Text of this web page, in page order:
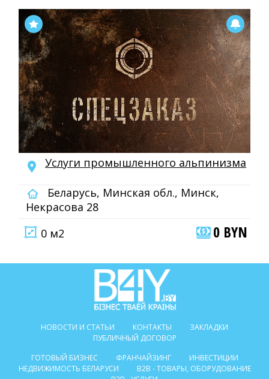
Услуги промышленного альпинизма
Беларусь, Минская обл., Минск,
Некрасова 28
0 м2
0 BYN
НОВОСТИ И СТАТЬИ КОНТАКТЫ
ЗАКЛАДКИ
ПУБЛИЧНЫЙ ДОГОВОР
ГОТОВЫЙ БИЗНЕС
ФРАНЧАЙЗИНГ
ИНВЕСТИЦИИ
НЕДВИЖИМОСТЬ БЕЛАРУСИ
B2B - ТОВАРЫ, ОБОРУДОВАНИЕ